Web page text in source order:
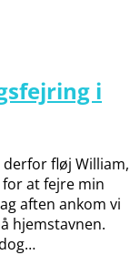
i
derfor fløj William,
at fejre min
aften ankom vi
hjemstavnen.